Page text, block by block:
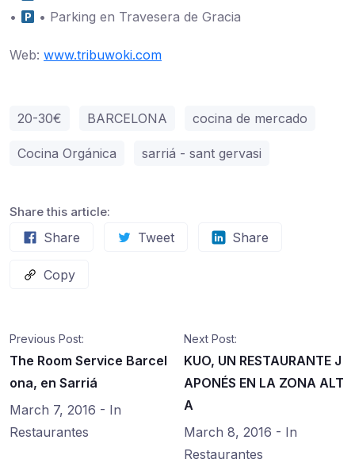
•
• Parking en Travesera de Gracia
Web: www.tribuwoki.com
20-30€ BARCELONA cocina de mercado
Cocina Orgánica sarriá - sant gervasi
Share this article:
Share Tweet Share
Copy
Previous Post:
The Room Service Barcel
ona, en Sarriá
March 7, 2016 - In
Restaurantes
Next Post:
KUO, UN RESTAURANTE J
APONÉS EN LA ZONA ALT
A
March 8, 2016 - In
Restaurantes